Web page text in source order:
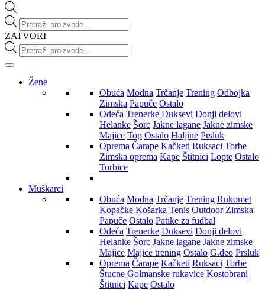
Products
search
ZATVORI
Products
search
Žene
Obuća Modna Trčanje Trening Odbojka
Zimska Papuče Ostalo
Odeća Trenerke Duksevi Donji delovi
Helanke Šorc Jakne lagane Jakne zimske
Majice Top Ostalo Haljine Prsluk
Oprema Čarape Kačketi Ruksaci Torbe
Zimska oprema Kape Štitnici Lopte Ostalo
Torbice
Muškarci
Obuća Modna Trčanje Trening Rukomet
Kopačke Košarka Tenis Outdoor Zimska
Papuče Ostalo Patike za fudbal
Odeća Trenerke Duksevi Donji delovi
Helanke Šorc Jakne lagane Jakne zimske
Majice Majice trening Ostalo G.deo Prsluk
Oprema Čarape Kačketi Ruksaci Torbe
Štucne Golmanske rukavice Kostobrani
Štitnici Kape Ostalo